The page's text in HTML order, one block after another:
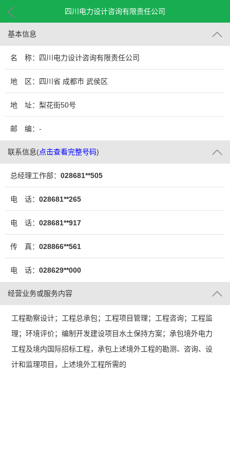
四川电力设计咨询有限责任公司
基本信息
名 称：四川电力设计咨询有限责任公司
地 区：四川省 成都市 武侯区
地 址：梨花街50号
邮 编：-
联系信息(点击查看完整号码)
总经理工作部： 028681**505
电 话： 028681**265
电 话： 028681**917
传 真： 028866**561
电 话： 028629**000
经营业务或服务内容
工程勘察设计；工程总承包；工程项目管理；工程咨询；工程监
理；环境评价；编制开发建设项目水土保持方案；承包境外电力
工程及境内国际招标工程，承包上述境外工程的勘测、咨询、设
计和监理项目，上述境外工程所需的